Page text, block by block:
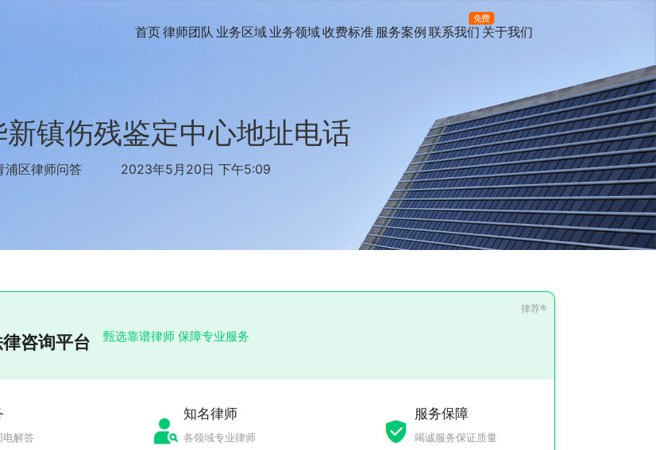
首页律师团队 业务区域 业务领域收费标准 服务案例 联系我们
免费
关于我们
镇伤残鉴定中心地址电话
浦区律师问答 2023年5月20日 下午5:09
咨询平台 甄选靠谱律师 保障专业服务
电解答
知名律师
各领域专业律师
服务保障
竭诚服务保证质量